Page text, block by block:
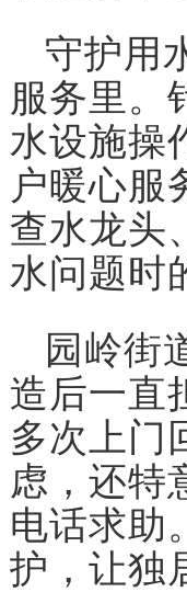
守护用
服务里。
水设施操
户暖心服
查水龙头
水问题时
园岭街
造后一直
多次上门
虑，还特
电话求助
护，让独